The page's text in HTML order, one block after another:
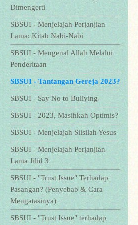
Dimengerti
SBSUI - Menjelajah Perjanjian
Lama: Kitab Nabi-Nabi
SBSUI - Mengenal Allah Melalui
Penderitaan
SBSUI - Tantangan Gereja 2023?
SBSUI - Say No to Bullying
SBSUI - 2023, Masihkah Optimis?
SBSUI - Menjelajah Silsilah Yesus
SBSUI - Menjelajah Perjanjian
Lama Jilid 3
SBSUI - "Trust Issue" Terhadap
Pasangan? (Penyebab & Cara
Mengatasinya)
SBSUI - "Trust Issue" terhadap